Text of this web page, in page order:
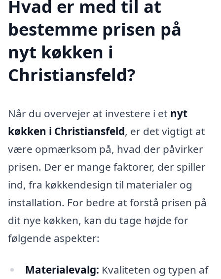
Hvad er med til at
bestemme prisen på
nyt køkken i
Christiansfeld?
Når du overvejer at investere i et nyt
køkken i Christiansfeld, er det vigtigt at
være opmærksom på, hvad der påvirker
prisen. Der er mange faktorer, der spiller
ind, fra køkkendesign til materialer og
installation. For bedre at forstå prisen på
dit nye køkken, kan du tage højde for
følgende aspekter:
Materialevalg: Kvaliteten og typen af